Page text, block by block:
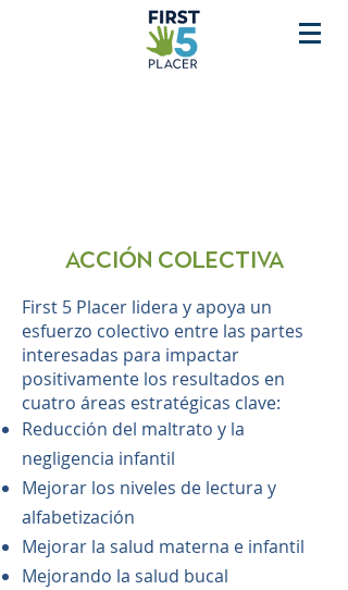
Acción colectiva
First 5 Placer lidera y apoya un
esfuerzo colectivo entre las partes
interesadas para impactar
positivamente los resultados en
cuatro áreas estratégicas clave:
Reducción del maltrato y la
negligencia infantil
Mejorar los niveles de lectura y
alfabetización
Mejorar la salud materna e infantil
Mejorando la salud bucal